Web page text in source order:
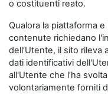
o costituenti reato.
Qualora la piattaforma
contenute richiedano
dell’Utente, il sito
dati identificativi
all'Utente che l’ha
volontariamente forniti